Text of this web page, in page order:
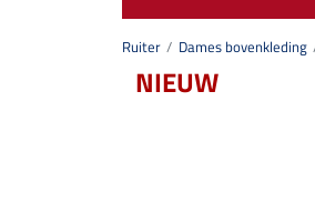
Ruiter Dames bovenkleding
NIEUW